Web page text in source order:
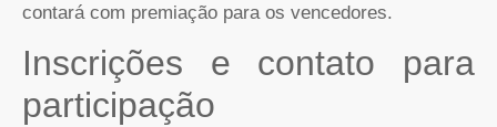
contará com premiação para os vencedores.
Inscrições e contato para
participação